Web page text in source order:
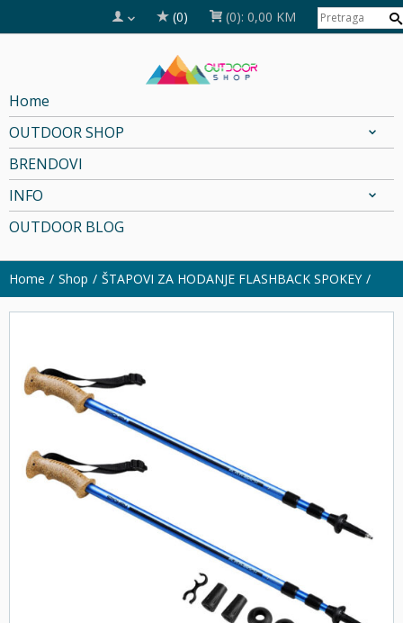
(0) (0): 0,00 KM
Home
OUTDOOR SHOP
BRENDOVI
INFO
OUTDOOR BLOG
Home Shop ŠTAPOVI ZA HODANJE FLASHBACK SPOKEY